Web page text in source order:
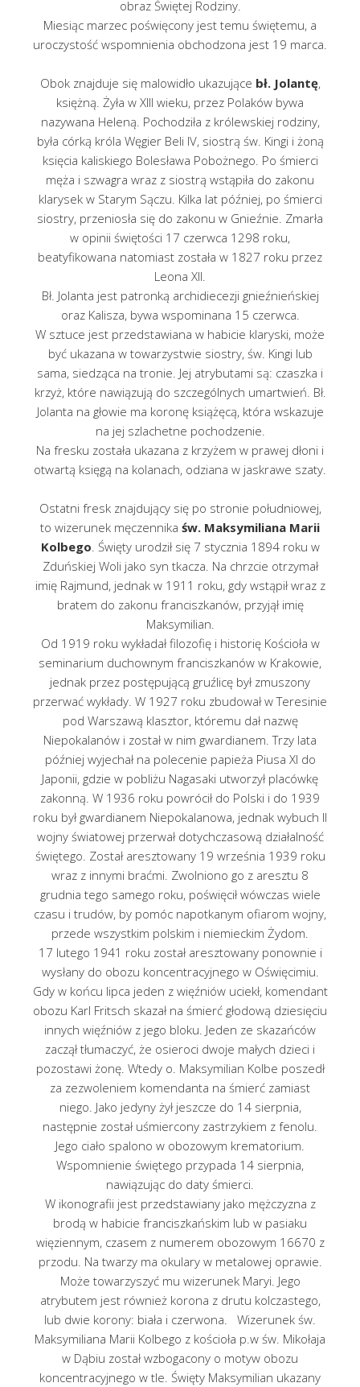
obraz Świętej Rodziny.
Miesiąc marzec poświęcony jest temu świętemu, a
uroczystość wspomnienia obchodzona jest 19 marca.
Obok znajduje się malowidło ukazujące bł. Jolantę,
księżną. Żyła w XIII wieku, przez Polaków bywa
nazywana Heleną. Pochodziła z królewskiej rodziny,
była córką króla Węgier Beli IV, siostrą św. Kingi i żoną
księcia kaliskiego Bolesława Pobożnego. Po śmierci
męża i szwagra wraz z siostrą wstąpiła do zakonu
klarysek w Starym Sączu. Kilka lat później, po śmierci
siostry, przeniosła się do zakonu w Gnieźnie. Zmarła
w opinii świętości 17 czerwca 1298 roku,
beatyfikowana natomiast została w 1827 roku przez
Leona XII.
Bł. Jolanta jest patronką archidiecezji gnieźnieńskiej
oraz Kalisza, bywa wspominana 15 czerwca.
W sztuce jest przedstawiana w habicie klaryski, może
być ukazana w towarzystwie siostry, św. Kingi lub
sama, siedząca na tronie. Jej atrybutami są: czaszka i
krzyż, które nawiązują do szczególnych umartwień. Bł.
Jolanta na głowie ma koronę książęcą, która wskazuje
na jej szlachetne pochodzenie.
Na fresku została ukazana z krzyżem w prawej dłoni i
otwartą księgą na kolanach, odziana w jaskrawe szaty.
Ostatni fresk znajdujący się po stronie południowej,
to wizerunek męczennika św. Maksymiliana Marii
Kolbego. Święty urodził się 7 stycznia 1894 roku w
Zduńskiej Woli jako syn tkacza. Na chrzcie otrzymał
imię Rajmund, jednak w 1911 roku, gdy wstąpił wraz z
bratem do zakonu franciszkanów, przyjął imię
Maksymilian.
Od 1919 roku wykładał filozofię i historię Kościoła w
seminarium duchownym franciszkanów w Krakowie,
jednak przez postępującą gruźlicę był zmuszony
przerwać wykłady. W 1927 roku zbudował w Teresinie
pod Warszawą klasztor, któremu dał nazwę
Niepokalanów i został w nim gwardianem. Trzy lata
później wyjechał na polecenie papieża Piusa XI do
Japonii, gdzie w pobliżu Nagasaki utworzył placówkę
zakonną. W 1936 roku powrócił do Polski i do 1939
roku był gwardianem Niepokalanowa, jednak wybuch II
wojny światowej przerwał dotychczasową działalność
świętego. Został aresztowany 19 września 1939 roku
wraz z innymi braćmi. Zwolniono go z aresztu 8
grudnia tego samego roku, poświęcił wówczas wiele
czasu i trudów, by pomóc napotkanym ofiarom wojny,
przede wszystkim polskim i niemieckim Żydom.
17 lutego 1941 roku został aresztowany ponownie i
wysłany do obozu koncentracyjnego w Oświęcimiu.
Gdy w końcu lipca jeden z więźniów uciekł, komendant
obozu Karl Fritsch skazał na śmierć głodową dziesięciu
innych więźniów z jego bloku. Jeden ze skazańców
zaczął tłumaczyć, że osieroci dwoje małych dzieci i
pozostawi żonę. Wtedy o. Maksymilian Kolbe poszedł
za zezwoleniem komendanta na śmierć zamiast
niego. Jako jedyny żył jeszcze do 14 sierpnia,
następnie został uśmiercony zastrzykiem z fenolu.
Jego ciało spalono w obozowym krematorium.
Wspomnienie świętego przypada 14 sierpnia,
nawiązując do daty śmierci.
W ikonografii jest przedstawiany jako mężczyzna z
brodą w habicie franciszkańskim lub w pasiaku
więziennym, czasem z numerem obozowym 16670 z
przodu. Na twarzy ma okulary w metalowej oprawie.
Może towarzyszyć mu wizerunek Maryi. Jego
atrybutem jest również korona z drutu kolczastego,
lub dwie korony: biała i czerwona. Wizerunek św.
Maksymiliana Marii Kolbego z kościoła p.w św. Mikołaja
w Dąbiu został wzbogacony o motyw obozu
koncentracyjnego w tle. Święty Maksymilian ukazany